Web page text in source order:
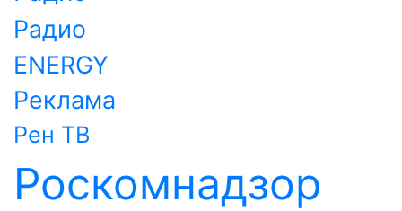
Радио
ENERGY
Реклама
Рен ТВ
Роскомнадзор